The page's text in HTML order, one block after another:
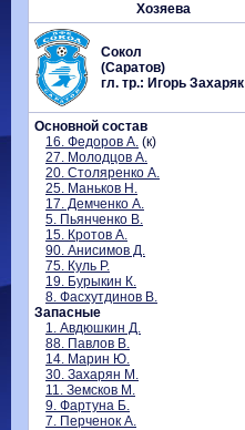
Хозяева
Сокол
(Саратов)
гл. тр.: Игорь Захаряк
Основной состав
16. Федоров А. (к)
27. Молодцов А.
20. Столяренко А.
25. Маньков Н.
17. Демченко А.
5. Пьянченко В.
15. Кротов А.
90. Анисимов Д.
75. Куль Р.
19. Бурыкин К.
8. Фасхутдинов В.
Запасные
1. Авдюшкин Д.
88. Павлов В.
14. Марин Ю.
30. Захарян М.
11. Земсков М.
9. Фартуна Б.
7. Перченок А.